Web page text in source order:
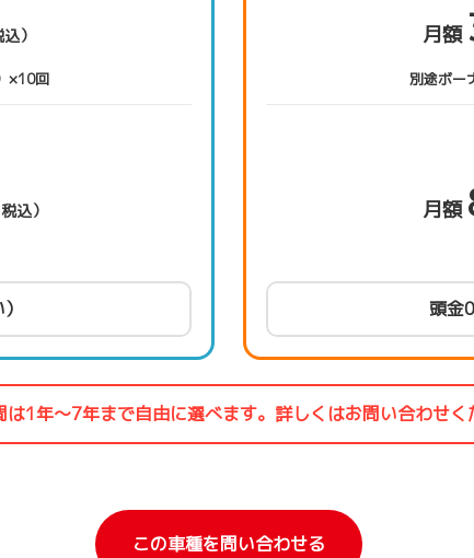
込）
×10回
税込）
月額
別途ボー
月額
頭金
は1年〜7年まで自由に選べます。詳しくはお問い合わせく
この車種を問い合わせる